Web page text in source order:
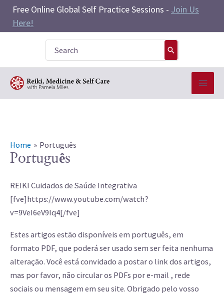
Skip
content
Free Online Global Self Practice Sessions - Join Us
Here!
for:
Home Português
Português
REIKI Cuidados de Saúde Integrativa
[fve]https://www.youtube.com/watch?
v=9VeI6eV9Iq4[/fve]
Estes artigos estão disponíveis em português, em
formato PDF, que poderá ser usado sem ser feita nenhuma
alteração. Você está convidado a postar o link dos artigos,
mas por favor, não circular os PDFs por e-mail , rede
sociais ou mensagem em seu site. Obrigado pelo vosso